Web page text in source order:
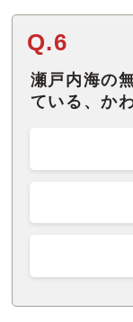
Q.6
瀬戸内海の
ている、か